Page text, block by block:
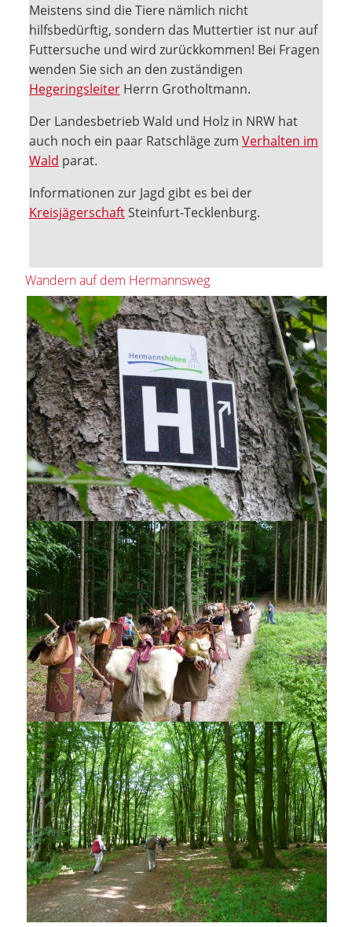
Meistens sind die Tiere nämlich nicht
hilfsbedürftig, sondern das Muttertier ist nur auf
Futtersuche und wird zurückkommen! Bei Fragen
wenden Sie sich an den zuständigen
HegeringsleiterHerrn Grotholtmann.
Der Landesbetrieb Wald und Holz in NRW hat
auch noch ein paar Ratschläge zum Verhalten im
Wald parat.
Informationen zur Jagd gibt es bei der
KreisjägerschaftSteinfurt-Tecklenburg.
Wandern auf dem Hermannsweg